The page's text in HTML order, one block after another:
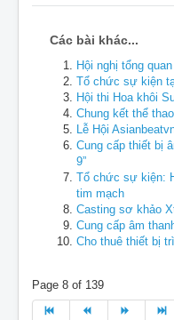
Các bài khác...
Hội nghị tổng
Tổ chức sự kiện
Hội thi Hoa khôi
Chung kết thể
Lễ Hội
Cung cấp thiết bị
9”
Tổ chức sự kiện:
tim mạch
Casting sơ khảo
Cung cấp âm
Cho thuê thiết bị
Page 8 of 139